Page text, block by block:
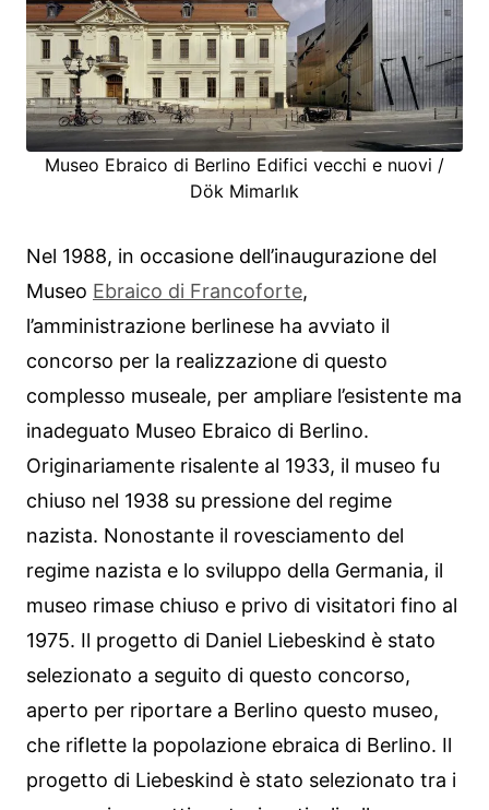
Museo Ebraico di Berlino Edifici vecchi e nuovi /
Dök Mimarlık
Nel 1988, in occasione dell’inaugurazione del
Museo Ebraico di Francoforte,
l’amministrazione berlinese ha avviato il
concorso per la realizzazione di questo
complesso museale, per ampliare l’esistente ma
inadeguato Museo Ebraico di Berlino.
Originariamente risalente al 1933, il museo fu
chiuso nel 1938 su pressione del regime
nazista. Nonostante il rovesciamento del
regime nazista e lo sviluppo della Germania, il
museo rimase chiuso e privo di visitatori fino al
1975. Il progetto di Daniel Liebeskind è stato
selezionato a seguito di questo concorso,
aperto per riportare a Berlino questo museo,
che riflette la popolazione ebraica di Berlino. Il
progetto di Liebeskind è stato selezionato tra i